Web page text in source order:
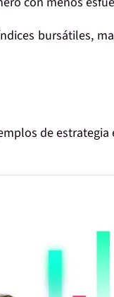
bursátiles,
de estrategia